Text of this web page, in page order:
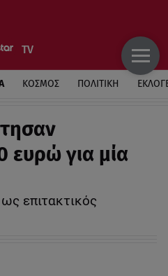
ΚΟΣΜΟΣ ΠΟΛΙΤΙΚΗ
ευρώ για μία
επιτακτικός